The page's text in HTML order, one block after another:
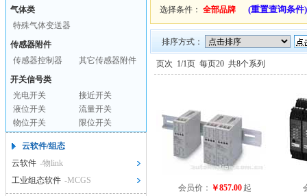
选择条件： 全部品牌 (重置查询条件)
排序方式：
页次 1/1页 每页20 共8个系列
会员价： ￥857.00 起
气体类
特殊气体变送器
传感器附件
传感器控制器
其它传感器附件
开关信号类
光电开关
接近开关
液位开关
流量开关
物位开关
限位开关
云软件/组态
云软件 -物link
工业组态软件 -MCGS